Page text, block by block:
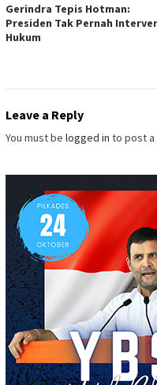
Gerindra Tepis Hotman:
Presiden Tak Pernah
Hukum
Leave a Reply
You must be logged in to post a